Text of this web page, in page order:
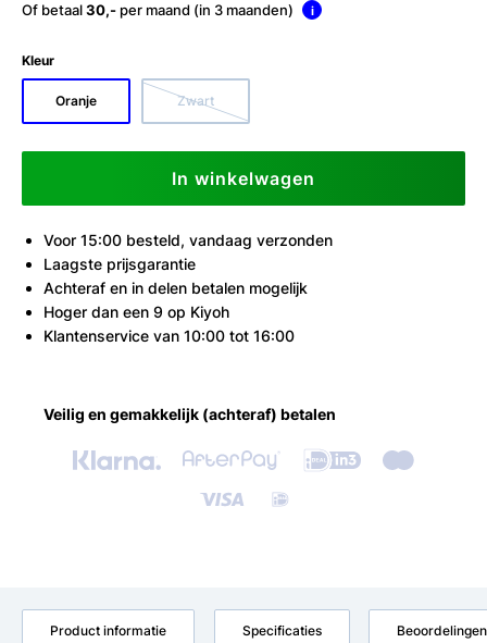
Of betaal30,- per maand (in 3 maanden) i
Kleur
Oranje Zwart
In winkelwagen
Voor 15:00 besteld, vandaag verzonden
Laagste prijsgarantie
Achteraf en in delen betalen mogelijk
Hoger dan een 9 op Kiyoh
Klantenservice van 10:00 tot 16:00
Veilig en gemakkelijk (achteraf) betalen
Product informatie Specificaties Beoordelingen